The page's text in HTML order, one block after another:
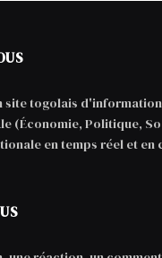
site togolais
(Économie, Politique,
en temps réel et en